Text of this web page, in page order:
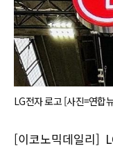
LG전자 로고 [사진=연합
[이코노믹데일리]